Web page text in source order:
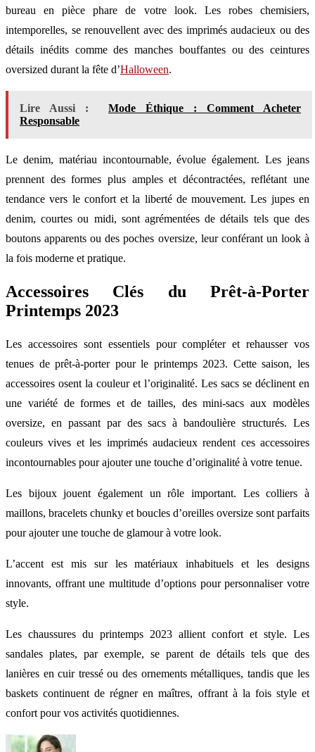
bureau en pièce phare de votre look. Les robes chemisiers,
intemporelles, se renouvellent avec des imprimés audacieux ou des
détails inédits comme des manches bouffantes ou des ceintures
oversized durant la fête d’Halloween.
Lire Aussi :
Mode Éthique : Comment Acheter
Responsable
Le denim, matériau incontournable, évolue également. Les jeans
prennent des formes plus amples et décontractées, reflétant une
tendance vers le confort et la liberté de mouvement. Les jupes en
denim, courtes ou midi, sont agrémentées de détails tels que des
boutons apparents ou des poches oversize, leur conférant un look à
la fois moderne et pratique.
Accessoires Clés du Prêt-à-Porter
Printemps 2023
Les accessoires sont essentiels pour compléter et rehausser vos
tenues de prêt-à-porter pour le printemps 2023. Cette saison, les
accessoires osent la couleur et l’originalité. Les sacs se déclinent en
une variété de formes et de tailles, des mini-sacs aux modèles
oversize, en passant par des sacs à bandoulière structurés. Les
couleurs vives et les imprimés audacieux rendent ces accessoires
incontournables pour ajouter une touche d’originalité à votre tenue.
Les bijoux jouent également un rôle important. Les colliers à
maillons, bracelets chunky et boucles d’oreilles oversize sont parfaits
pour ajouter une touche de glamour à votre look.
L’accent est mis sur les matériaux inhabituels et les designs
innovants, offrant une multitude d’options pour personnaliser votre
style.
Les chaussures du printemps 2023 allient confort et style. Les
sandales plates, par exemple, se parent de détails tels que des
lanières en cuir tressé ou des ornements métalliques, tandis que les
baskets continuent de régner en maîtres, offrant à la fois style et
confort pour vos activités quotidiennes.